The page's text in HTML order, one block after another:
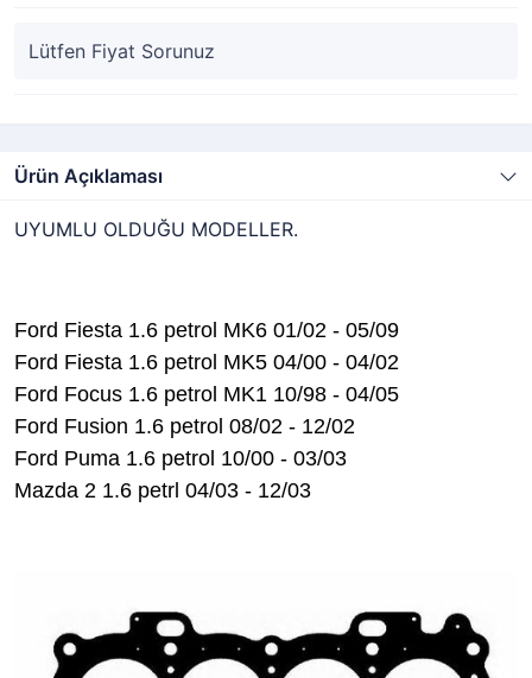
Lütfen Fiyat Sorunuz
Ürün Açıklaması
UYUMLU OLDUĞU MODELLER.
Ford Fiesta 1.6 petrol MK6 01/02 - 05/09
Ford Fiesta 1.6 petrol MK5 04/00 - 04/02
Ford Focus 1.6 petrol MK1 10/98 - 04/05
Ford Fusion 1.6 petrol 08/02 - 12/02
Ford Puma 1.6 petrol 10/00 - 03/03
Mazda 2 1.6 petrl 04/03 - 12/03